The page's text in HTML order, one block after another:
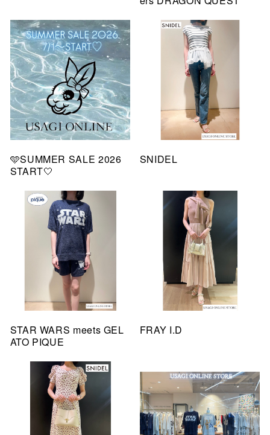
🩵SUMMER SALE 2026
START🤍
SNIDEL
STAR WARS meets GEL
ATO PIQUE
FRAY I.D